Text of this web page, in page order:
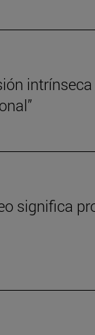
significa